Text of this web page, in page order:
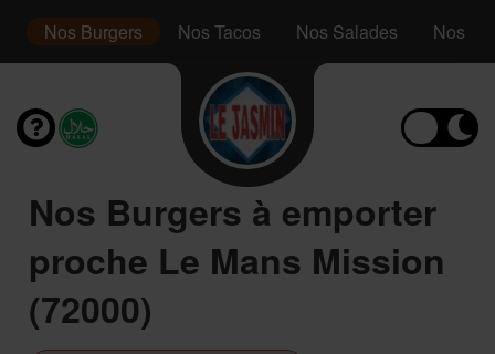
Nos Burgers Nos Tacos Nos Salades Nos
Nos Burgers à emporter
proche Le Mans Mission
(72000)